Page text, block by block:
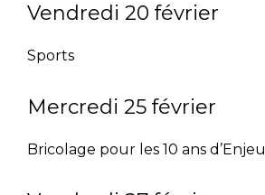
Vendredi 20 février
Sports
Mercredi 25 février
Bricolage pour les 10 ans d’Enjeu